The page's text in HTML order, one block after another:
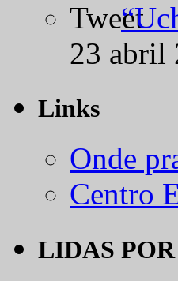
23 abril
Links
Onde
Centro
LIDAS